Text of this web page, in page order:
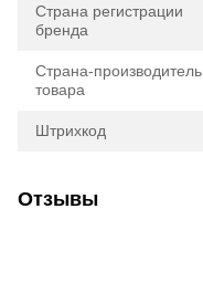
Страна регистрации
бренда
Страна-производитель
товара
Штрихкод
Отзывы